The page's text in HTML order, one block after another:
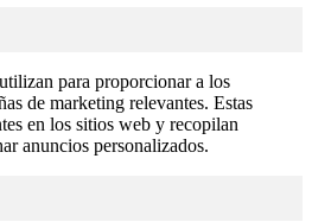
para proporcionar a los
de marketing relevantes. Estas
en los sitios web y recopilan
anuncios personalizados.